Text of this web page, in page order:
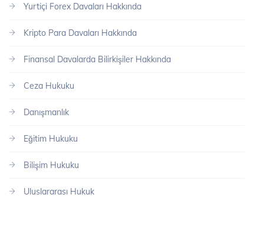
Yurtiçi Forex Davaları Hakkında
Kripto Para Davaları Hakkında
Finansal Davalarda Bilirkişiler Hakkında
Ceza Hukuku
Danışmanlık
Eğitim Hukuku
Bilişim Hukuku
Uluslararası Hukuk